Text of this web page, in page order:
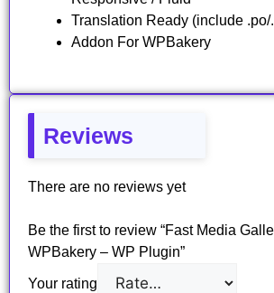
Translation Ready (include .po/
Addon For WPBakery
Reviews
There are no reviews yet
Be the first to review “Fast Media
WPBakery – WP Plugin”
Your rating